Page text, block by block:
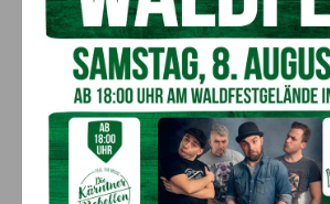
Freude und Zuversicht
Im Rahmen der gemeinsamen
verbal ergänzt mit köstlichen Wortspielen
Popotnig persönlich, ergaben sich unter
Künstlern und Pädagogen spontan